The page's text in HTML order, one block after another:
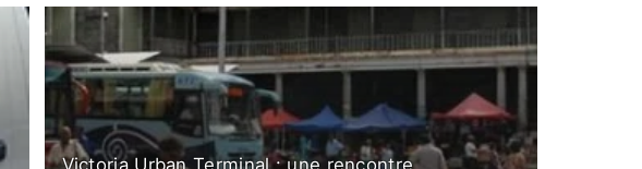
Victoria Urban Terminal : une rencontre